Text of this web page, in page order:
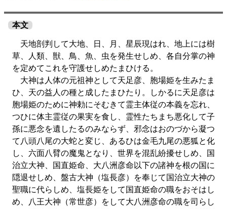
本文
天地剖判して大地、日、月、星辰現はれ、地上には樹
草、人類、獣、鳥、魚、虫を発生せしめ、各自分掌の神
を定めてこれを守護せしめたまひける。
大神は人体の元祖神として天足彦、胞場姫を生みたま
ひ、天の益人の種と成したまひたり。しかるに天足彦は
胞場姫のために神勅にそむきて霊主体従の本義を忘れ、
つひに体主霊従の果実を食し、霊性たちまち悪化して子
孫に悪念を遺したるのみならず、邪念はおのづから凝つ
て八頭八尾の大蛇と変じ、あるひは金毛九尾の悪狐と化
し、六面八臂の魔鬼となり、世界を混乱紛擾せしめ、国
治立大神、国直姫命、大八洲彦命以下の諸神を根の国に
隠退せしめ、盤古大神（塩長彦）を奉じて国治立大神の
聖職に代らしめ、塩長姫をして国直姫命の職をおそはし
め、八王大神（常世彦）をして大八洲彦命の職を司らし